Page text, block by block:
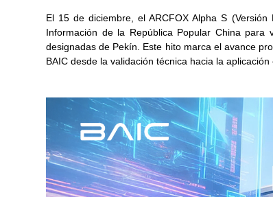
El 15 de diciembre, el ARCFOX Alpha S
Información de la República Popular China para
designadas de Pekín. Este hito marca el avance
BAIC desde la validación técnica hacia la